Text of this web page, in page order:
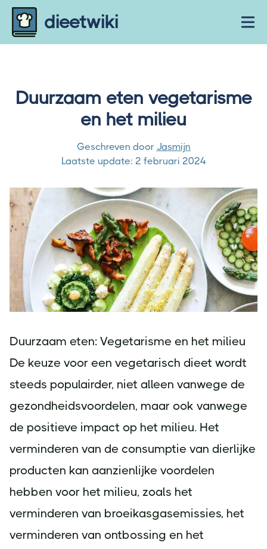
Skip to content
dieetwiki
Duurzaam eten vegetarisme
en het milieu
Geschreven door Jasmijn
Laatste update: 2 februari 2024
Duurzaam eten: Vegetarisme en het milieu
De keuze voor een vegetarisch dieet wordt
steeds populairder, niet alleen vanwege de
gezondheidsvoordelen, maar ook vanwege
de positieve impact op het milieu. Het
verminderen van de consumptie van dierlijke
producten kan aanzienlijke voordelen
hebben voor het milieu, zoals het
verminderen van broeikasgasemissies, het
verminderen van ontbossing en het